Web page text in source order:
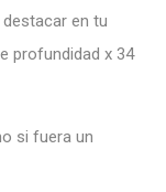
en tu
profundidad x 34
si fuera un